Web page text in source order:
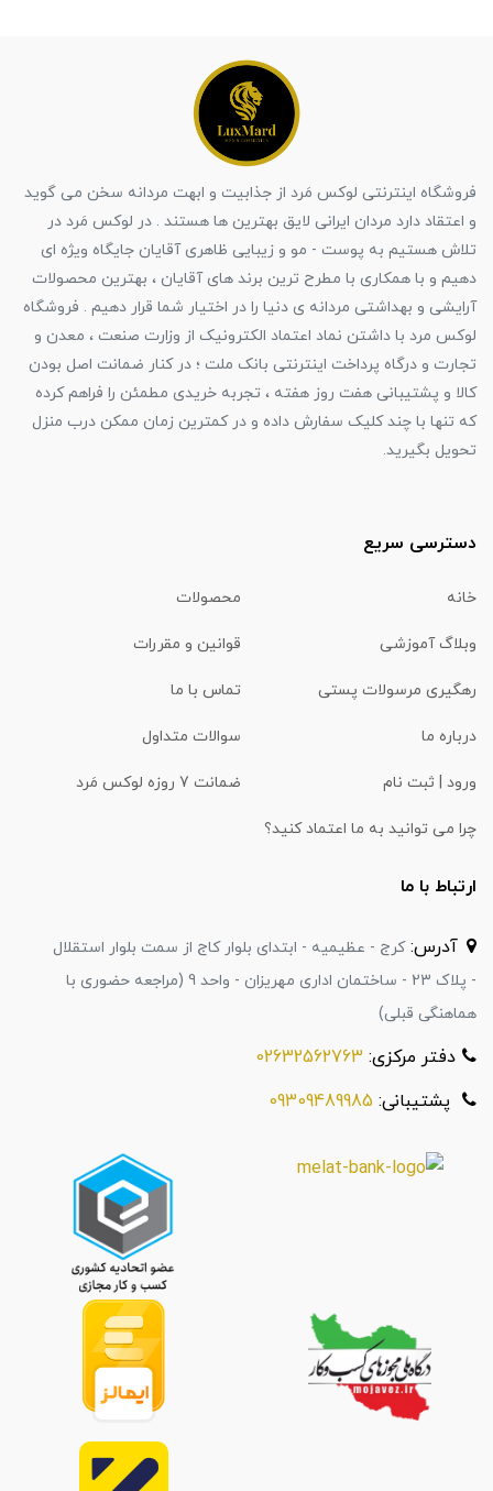
فروشگاه اینترنتی لوکس مَرد از جذابیت و ابهت مردانه سخن می گوید
و اعتقاد دارد مردان ایرانی لایق بهترین ها هستند . در لوکس مَرد در
تلاش هستیم به پوست - مو و زیبایی ظاهری آقایان جایگاه ویژه ای
دهیم و با همکاری با مطرح ترین برند های آقایان ، بهترین محصولات
آرایشی و بهداشتی مردانه ی دنیا را در اختیار شما قرار دهیم . فروشگاه
لوکس مرد با داشتن نماد اعتماد الکترونیک از وزارت صنعت ، معدن و
تجارت و درگاه پرداخت اینترنتی بانک ملت ؛ در کنار ضمانت اصل بودن
کالا و پشتیبانی هفت روز هفته ، تجربه خریدی مطمئن را فراهم کرده
که تنها با چند کلیک سفارش داده و در کمترین زمان ممکن درب منزل
تحویل بگیرید.
دسترسی سریع
خانه محصولات
وبلاگ آموزشی قوانین و مقررات
رهگیری مرسولات پستی تماس با ما
درباره ما سوالات متداول
ورود | ثبت نام ضمانت 7 روزه لوکس مَرد
چرا می توانید به ما اعتماد کنید؟
ارتباط با ما
آدرس:کرج - عظیمیه - ابتدای بلوار کاج از سمت بلوار استقلال
- پلاک 23 - ساختمان اداری مهریزان - واحد 9 (مراجعه حضوری با
هماهنگی قبلی)
دفتر مرکزی: 02632562763
پشتیبانی: 09309489985